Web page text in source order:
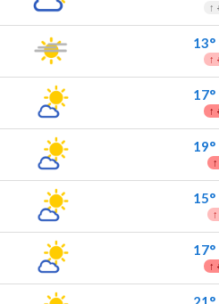
↑
13°
↑
17°
↑
19°
↑
15°
↑
17°
↑